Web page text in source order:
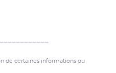
de certaines informations ou